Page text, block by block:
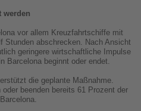
werden
vor allem Kreuzfahrtschiffe mit
Stunden abschrecken. Nach Ansicht
geringere wirtschaftliche Impulse
Barcelona beginnt oder endet.
die geplante Maßnahme.
beenden bereits 61 Prozent der